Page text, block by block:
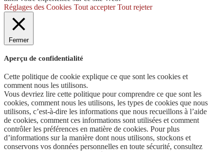
Réglages des Cookies Tout accepter Tout rejeter
Fermer
Aperçu de confidentialité
Cette politique de cookie explique ce que sont les cookies et
comment nous les utilisons.
Vous devriez lire cette politique pour comprendre ce que sont les
cookies, comment nous les utilisons, les types de cookies que nous
utilisons, c’est-à-dire les informations que nous recueillons à l’aide
de cookies, comment ces informations sont utilisées et comment
contrôler les préférences en matière de cookies. Pour plus
d’informations sur la manière dont nous utilisons, stockons et
conservons vos données personnelles en toute sécurité, consultez